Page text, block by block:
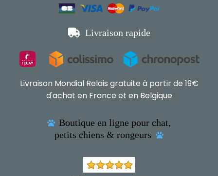
 Livraison rapide
Livraison Mondial Relais gratuite à partir de 19€
d'achat en France et en Belgique
 Boutique en ligne pour chat,
petits chiens & rongeurs
